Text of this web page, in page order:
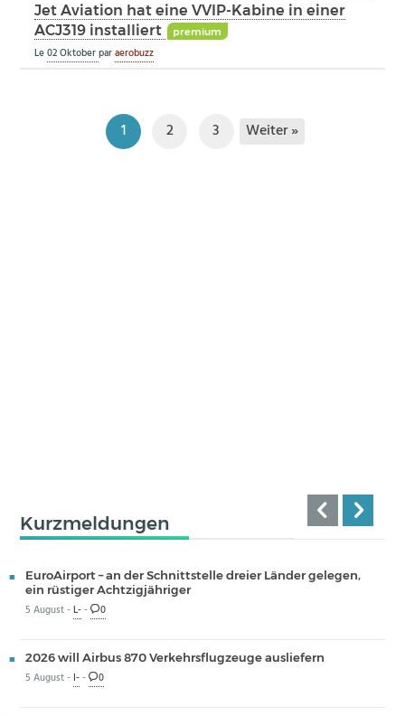
Jet Aviation hat eine VVIP-Kabine in einer
ACJ319 installiert
premium
Le02 Oktoberparaerobuzz
1 2 3 Weiter »
Kurzmeldungen
EuroAirport – an der Schnittstelle dreier Länder gelegen,
ein rüstiger Achtzigjähriger
5 August -L-- 0
2026 will Airbus 870 Verkehrsflugzeuge ausliefern
5 August - I-- 0